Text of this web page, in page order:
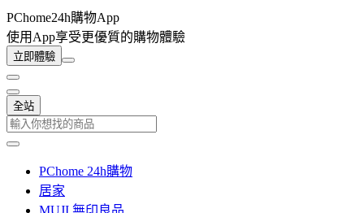
PChome24h購物App
使用App享受更優質的購物體驗
立即體驗
全站
PChome 24h購物
居家
MUJI 無印良品